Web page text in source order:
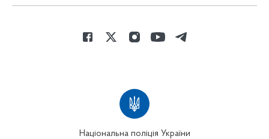
Національна поліція України